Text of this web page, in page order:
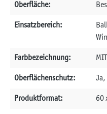
Oberfläche:
Einsatzbereich:
Farbbezeichnung:
Oberflächenschutz: Ja,
Produktformat: 60